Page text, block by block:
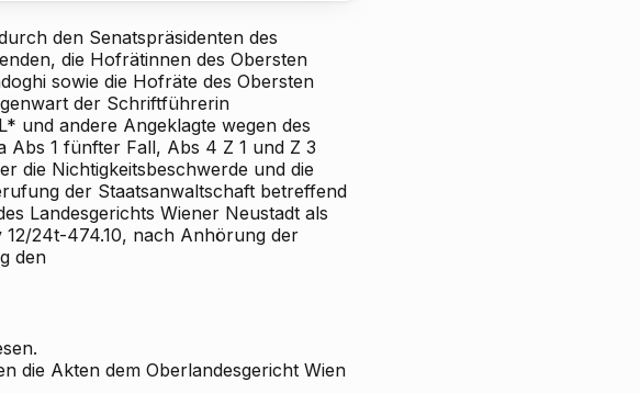
den Senatspräsidenten des
die Hofrätinnen des Obersten
sowie die Hofräte des Obersten
der Schriftführerin
und andere Angeklagte wegen des
Abs 1 fünfter Fall, Abs 4 Z 1 und Z 3
die Nichtigkeitsbeschwerde und die
der Staatsanwaltschaft betreffend
Landesgerichts Wiener Neustadt als
12/24t-474.10, nach Anhörung der
den
die Akten dem Oberlandesgericht Wien